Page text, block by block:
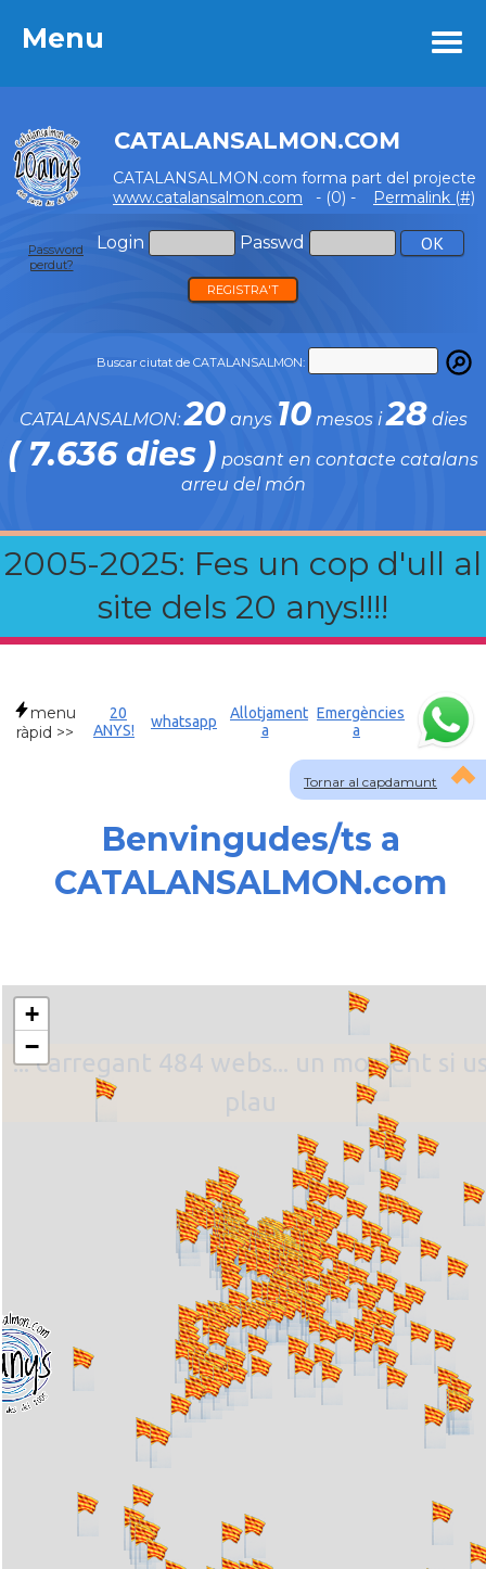
Menu
CATALANSALMON.COM
CATALANSALMON.com forma part del projecte
www.catalansalmon.com - (0) - Permalink (#)
Login Passwd
Password
perdut?
REGISTRA'T
Buscar ciutat de CATALANSALMON:
CATALANSALMON:20anys 10mesos i28 dies
( 7.636 dies ) posant en contacte catalans
arreu del món
2005-2025: Fes un cop d'ull al
site dels 20 anys!!!!
Menu
Tornar al capdamunt
menu
ràpid >>
20
ANYS!
whatsapp
Allotjament
a
Emergències
a
Benvingudes/ts a
CATALANSALMON.com
... carregant 484 webs... un moment si
plau
+
−